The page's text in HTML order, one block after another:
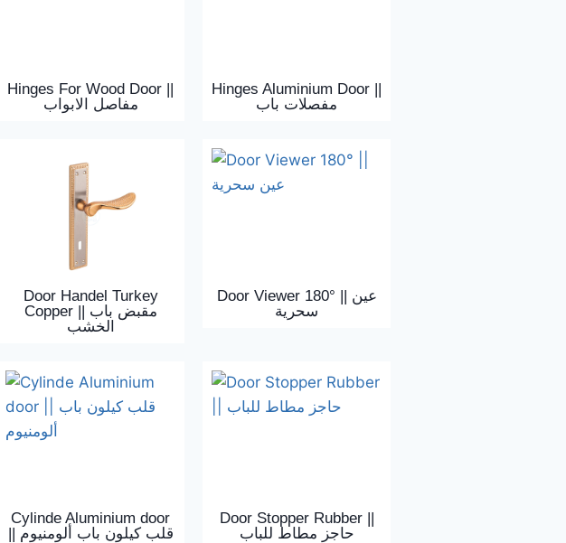
Hinges For Wood Door ||
مفاصل الابواب
Hinges Aluminium Door ||
مفصلات باب
Door Handel Turkey
Copper || مقبض باب
الخشب
Door Viewer 180° || عين
سحرية
Cylinde Aluminium door
|| قلب كيلون باب ألومنيوم
Door Stopper Rubber ||
حاجز مطاط للباب